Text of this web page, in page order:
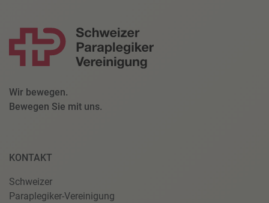
Wir bewegen.
Bewegen Sie mit uns.
KONTAKT
Schweizer
Paraplegiker-Vereinigung